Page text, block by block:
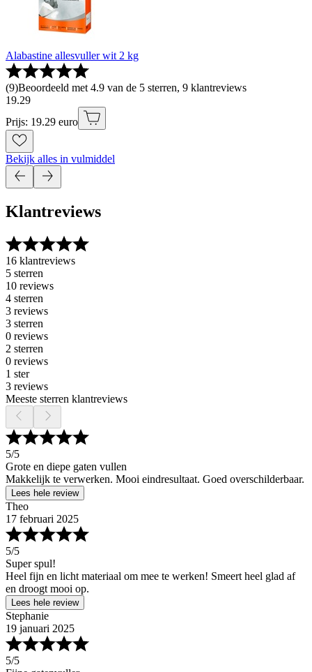
Alabastine allesvuller wit 2 kg
(9)Beoordeeld met 4.9 van de 5 sterren, 9 klantreviews
19.29
Prijs: 19.29 euro
Bekijk alles in vulmiddel
Klantreviews
16 klantreviews
5 sterren
10 reviews
4 sterren
3 reviews
3 sterren
0 reviews
2 sterren
0 reviews
1 ster
3 reviews
Meeste sterren klantreviews
5/5
Grote en diepe gaten vullen
Makkelijk te verwerken. Mooi eindresultaat. Goed overschilderbaar.
Lees hele review
Theo
17 februari 2025
5/5
Super spul!
Heel fijn en licht materiaal om mee te werken! Smeert heel glad af
en droogt mooi op.
Lees hele review
Stephanie
19 januari 2025
5/5